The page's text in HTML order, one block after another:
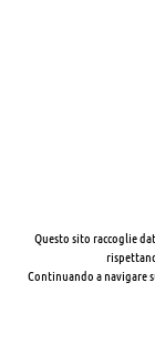
Questo sito raccoglie
Continuando a navigare